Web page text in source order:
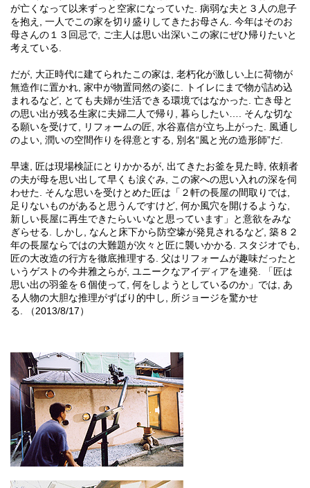
が亡くなって以来ずっと空家になっていた. 病弱な夫と３人の息子
を抱え, 一人でこの家を切り盛りしてきたお母さん. 今年はそのお
母さんの１３回忌で, ご主人は思い出深いこの家にぜひ帰りたいと
考えている.
だが, 大正時代に建てられたこの家は, 老朽化が激しい上に荷物が
無造作に置かれ, 家中が物置同然の姿に. トイレにまで物が詰め込
まれるなど, とても夫婦が生活できる環境ではなかった. 亡き母と
の思い出が残る生家に夫婦二人で帰り, 暮らしたい…. そんな切な
る願いを受けて, リフォームの匠, 水谷嘉信が立ち上がった. 風通し
のよい, 潤いの空間作りを得意とする, 別名“風と光の造形師”だ.
早速, 匠は現場検証にとりかかるが, 出てきたお釜を見た時, 依頼者
の夫が母を思い出して早くも涙ぐみ, この家への思い入れの深を伺
わせた. そんな思いを受けとめた匠は「２軒の長屋の間取りでは,
足りないものがあると思うんですけど, 何か風穴を開けるような,
新しい長屋に再生できたらいいなと思っています」と意欲をみな
ぎらせる. しかし, なんと床下から防空壕が発見されるなど, 築８２
年の長屋ならではの大難題が次々と匠に襲いかかる. スタジオでも,
匠の大改造の行方を徹底推理する. 父はリフォームが趣味だったと
いうゲストの今井雅之らが, ユニークなアイディアを連発. 「匠は
思い出の羽釜を６個使って, 何をしようとしているのか」では, あ
る人物の大胆な推理がずばり的中し, 所ジョージを驚かせ
る. （2013/8/17）